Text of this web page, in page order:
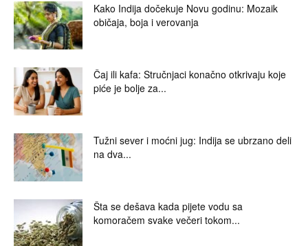
Kako Indija dočekuje Novu godinu: Mozaik
običaja, boja i verovanja
Čaj ili kafa: Stručnjaci konačno otkrivaju koje
piće je bolje za...
Tužni sever i moćni jug: Indija se ubrzano deli
na dva...
Šta se dešava kada pijete vodu sa
komoračem svake večeri tokom...